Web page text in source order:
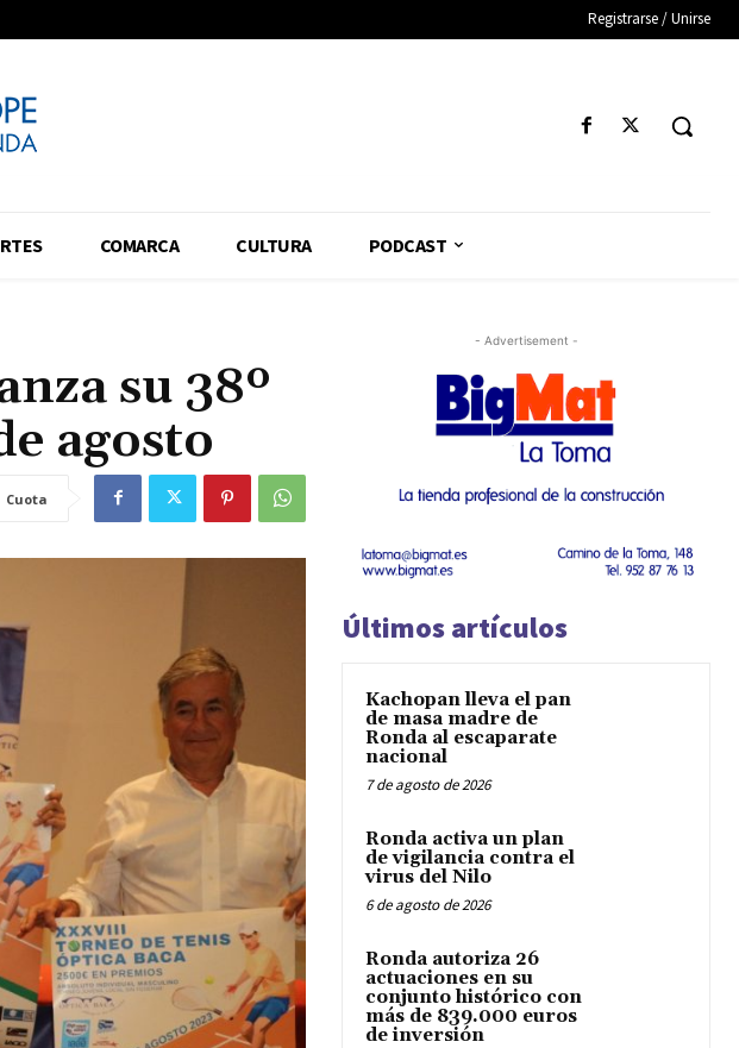
Registrarse / Unirse
COMARCA CULTURA PODCAST
su 38º
agosto
Cuota
- Advertisement -
Últimos artículos
Kachopan lleva el pan
de masa madre de
Ronda al escaparate
nacional
7 de agosto de 2026
Ronda activa un plan
de vigilancia contra el
virus del Nilo
6 de agosto de 2026
Ronda autoriza 26
actuaciones en su
conjunto histórico con
más de 839.000 euros
de inversión